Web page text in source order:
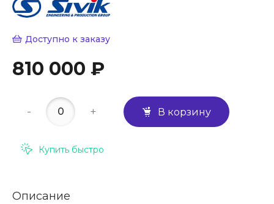
Доступно к заказу
810 000 ₽
- + В корзину
Купить быстро
Описание